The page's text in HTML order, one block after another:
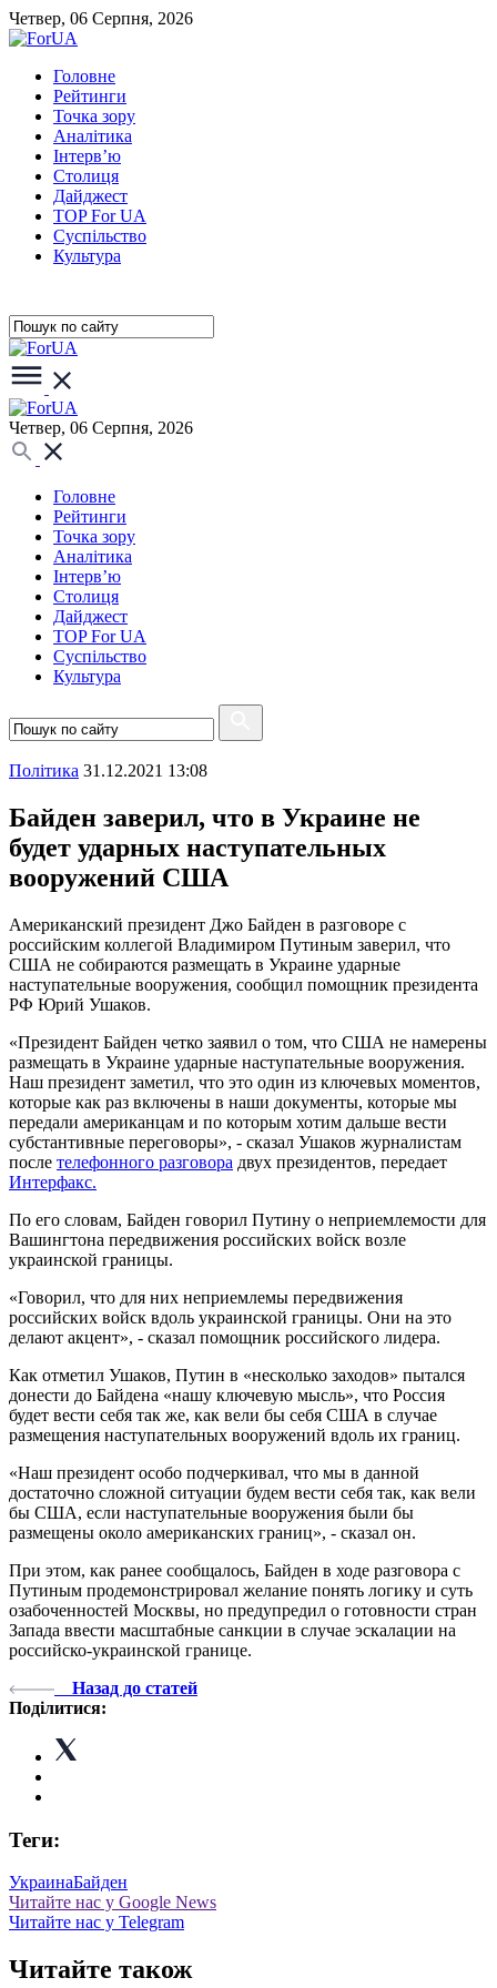
Четвер, 06 Серпня, 2026
Головне
Рейтинги
Точка зору
Аналітика
Інтерв’ю
Столиця
Дайджест
TOP For UA
Суспiльство
Культура
Четвер, 06 Серпня, 2026
Головне
Рейтинги
Точка зору
Аналітика
Інтерв’ю
Столиця
Дайджест
TOP For UA
Суспiльство
Культура
Полiтика 31.12.2021 13:08
Байден заверил, что в Украине не
будет ударных наступательных
вооружений США
Американский президент Джо Байден в разговоре с
российским коллегой Владимиром Путиным заверил, что
США не собираются размещать в Украине ударные
наступательные вооружения, сообщил помощник президента
РФ Юрий Ушаков.
«Президент Байден четко заявил о том, что США не намерены
размещать в Украине ударные наступательные вооружения.
Наш президент заметил, что это один из ключевых моментов,
которые как раз включены в наши документы, которые мы
передали американцам и по которым хотим дальше вести
субстантивные переговоры», - сказал Ушаков журналистам
после телефонного разговора двух президентов, передает
Интерфакс.
По его словам, Байден говорил Путину о неприемлемости для
Вашингтона передвижения российских войск возле
украинской границы.
«Говорил, что для них неприемлемы передвижения
российских войск вдоль украинской границы. Они на это
делают акцент», - сказал помощник российского лидера.
Как отметил Ушаков, Путин в «несколько заходов» пытался
донести до Байдена «нашу ключевую мысль», что Россия
будет вести себя так же, как вели бы себя США в случае
размещения наступательных вооружений вдоль их границ.
«Наш президент особо подчеркивал, что мы в данной
достаточно сложной ситуации будем вести себя так, как вели
бы США, если наступательные вооружения были бы
размещены около американских границ», - сказал он.
При этом, как ранее сообщалось, Байден в ходе разговора с
Путиным продемонстрировал желание понять логику и суть
озабоченностей Москвы, но предупредил о готовности стран
Запада ввести масштабные санкции в случае эскалации на
российско-украинской границе.
Назад до статей
Поділитися:
Теги:
УкраинаБайден
Читайте нас у Google News
Читайте нас у Telegram
Читайте також